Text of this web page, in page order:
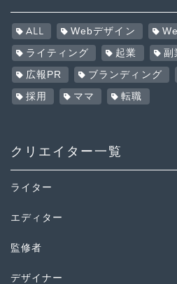
ALL Webデザイン
ライティング 起業 副
広報PR ブランディング
採用 ママ 転職
クリエイター一覧
ライター
エディター
監修者
デザイナー